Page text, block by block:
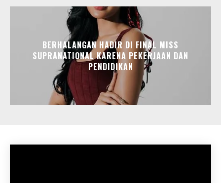
BERHALANGAN HADIR DI FINAL MISS
SUPRANATIONAL KARENA PEKERJAAN DAN
PENDIDIKAN